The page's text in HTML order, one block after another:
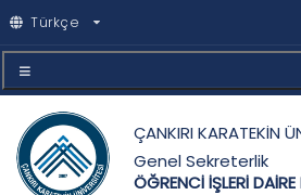
Türkçe
ÇANKIRI KARATEKİN
Genel Sekreterlik
ÖĞRENCİ İŞLERİ